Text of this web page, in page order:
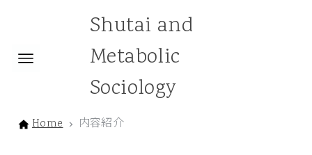
Shutai and
Metabolic
Sociology
Home 内容紹介